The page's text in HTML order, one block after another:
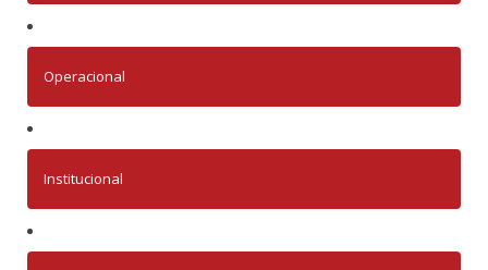
Operacional
Institucional